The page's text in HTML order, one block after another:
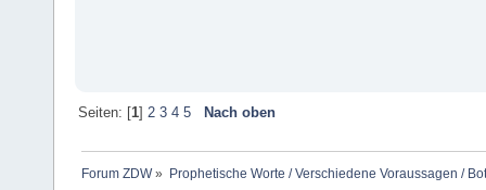
Seiten: [1] 2 3 4 5 Nach oben
Forum ZDW» Prophetische Worte / Verschiedene Voraussagen /